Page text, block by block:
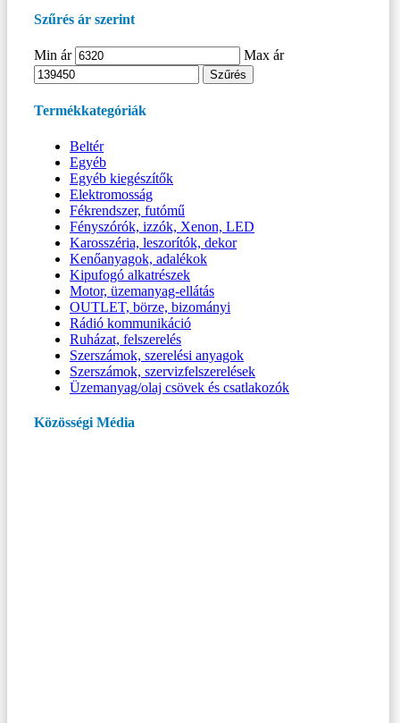
Szűrés ár szerint
Min ár Max ár
Szűrés
Termékkategóriák
Beltér
Egyéb
Egyéb kiegészítők
Elektromosság
Fékrendszer, futómű
Fényszórók, izzók, Xenon, LED
Karosszéria, leszorítók, dekor
Kenőanyagok, adalékok
Kipufogó alkatrészek
Motor, üzemanyag-ellátás
OUTLET, börze, bizományi
Rádió kommunikáció
Ruházat, felszerelés
Szerszámok, szerelési anyagok
Szerszámok, szervizfelszerelések
Üzemanyag/olaj csövek és csatlakozók
Közösségi Média